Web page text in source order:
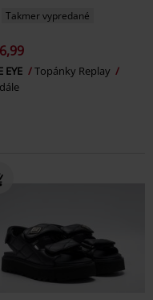
Takmer vypredané
EYE
Topánky Replay